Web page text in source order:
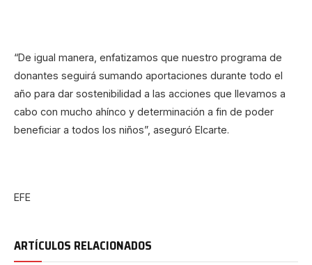
“De igual manera, enfatizamos que nuestro programa de
donantes seguirá sumando aportaciones durante todo el
año para dar sostenibilidad a las acciones que llevamos a
cabo con mucho ahínco y determinación a fin de poder
beneficiar a todos los niños”, aseguró Elcarte.
EFE
ARTÍCULOS RELACIONADOS